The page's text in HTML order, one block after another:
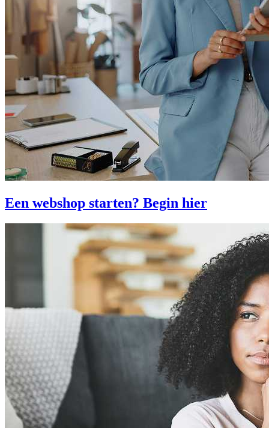
Een webshop starten? Begin hier